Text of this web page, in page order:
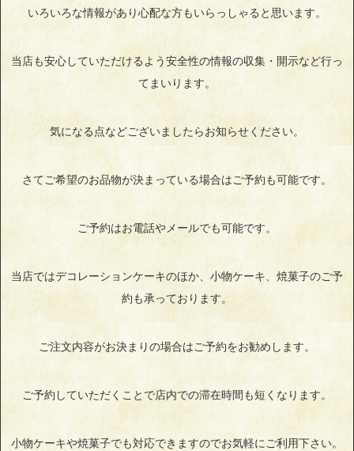
いろいろな情報があり心配な方もいらっしゃると思います。
当店も安心していただけるよう安全性の情報の収集・開示など行っ
てまいります。
気になる点などございましたらお知らせください。
さてご希望のお品物が決まっている場合はご予約も可能です。
ご予約はお電話やメールでも可能です。
当店ではデコレーションケーキのほか、小物ケーキ、焼菓子のご予
約も承っております。
ご注文内容がお決まりの場合はご予約をお勧めします。
ご予約していただくことで店内での滞在時間も短くなります。
小物ケーキや焼菓子でも対応できますのでお気軽にご利用下さい。